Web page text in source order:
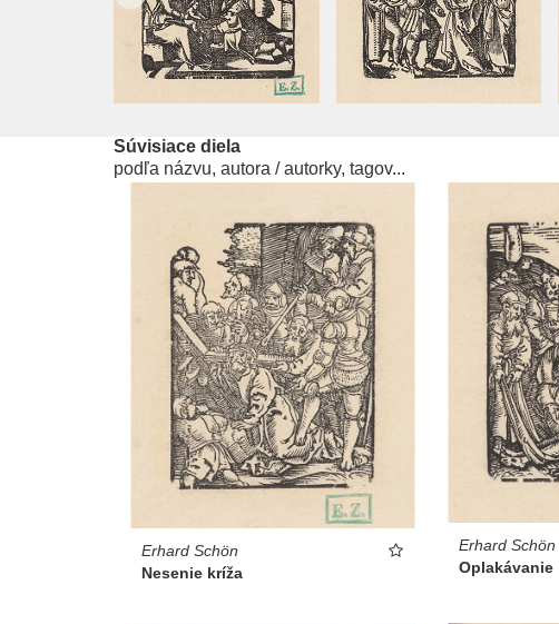
Súvisiace diela
podľa názvu, autora / autorky, tagov...
Erhard Schön
Nesenie kríža
Erhard Schön
Oplakávanie